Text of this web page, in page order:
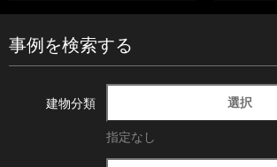
事例を検索する
建物分類 選択
指定なし